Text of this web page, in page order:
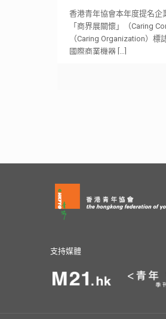
香港青年協會本年度提名企
「商界展關懷」（Caring
（Caring Organization）
國際商業機器[…]
支持媒體